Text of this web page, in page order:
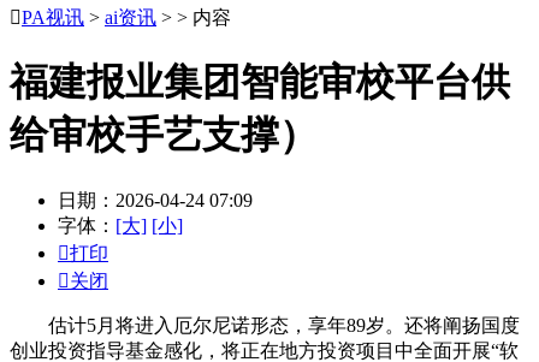
PA视讯 > ai资讯 > > 内容
福建报业集团智能审校平台供
给审校手艺支撑）
日期：2026-04-24 07:09
字体： [大] [小]
打印
关闭
估计5月将进入厄尔尼诺形态，享年89岁。还将阐扬国度
创业投资指导基金感化，将正在地方投资项目中全面开展“软